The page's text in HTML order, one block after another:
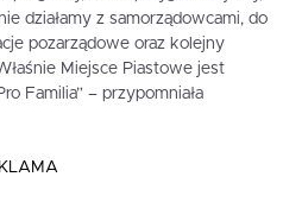
działamy z samorządowcami, do
pozarządowe oraz kolejny
Miejsce Piastowe jest
Familia” – przypomniała